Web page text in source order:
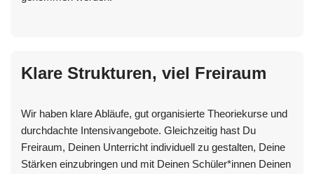
Klare Strukturen, viel Freiraum
Wir haben klare Abläufe, gut organisierte Theoriekurse und
durchdachte Intensivangebote. Gleichzeitig hast Du
Freiraum, Deinen Unterricht individuell zu gestalten, Deine
Stärken einzubringen und mit Deinen Schüler*innen Deinen